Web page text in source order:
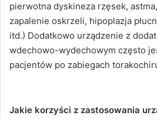
pierwotna dyskineza rzęsek,
zapalenie oskrzeli, hipoplazja
itd.) Dodatkowo urządzenie z
wdechowo-wydechowym często
pacjentów po zabiegach
Jakie korzyści z zastosowania